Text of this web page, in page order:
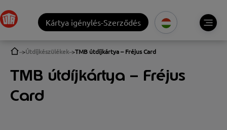
Kártya igénylés-Szerződés
Útdíjkészülékek TMB útdíjkártya – Fréjus Card
TMB útdíjkártya – Fréjus
Card